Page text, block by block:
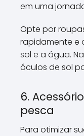
em uma
Opte por
rapidamente e
sol e a água.
óculos de sol
6.
pesca
Para otimizar